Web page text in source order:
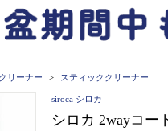
リーナー スティッククリーナー
siroca シロカ
シロカ 2wayコー